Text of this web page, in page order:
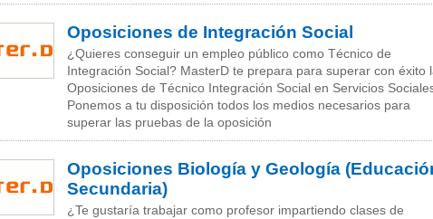
Oposiciones de Integración Social
¿Quieres conseguir un empleo público como Técnico de
Integración Social? MasterD te prepara para superar con éxito
Oposiciones de Técnico Integración Social en Servicios
Ponemos a tu disposición todos los medios necesarios para
superar las pruebas de la oposición
Oposiciones Biología y Geología
Secundaria)
¿Te gustaría trabajar como profesor impartiendo clases de